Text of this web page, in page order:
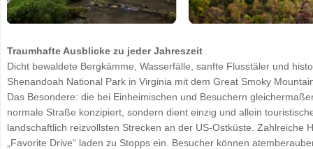
Traumhafte Ausblicke zu jeder Jahreszeit
Dicht bewaldete Bergkämme, Wasserfälle, sanfte Flusstäler und
Shenandoah National Park in Virginia mit dem Great Smoky
Das Besondere: die bei Einheimischen und Besuchern
normale Straße konzipiert, sondern dient einzig und allein
landschaftlich reizvollsten Strecken an der US-Ostküste. Zahlreiche
„Favorite Drive“ laden zu Stopps ein. Besucher können